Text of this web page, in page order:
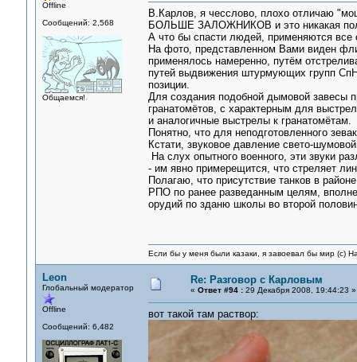
Offline
Сообщений: 2,568
Общаемся!
В.Карлов, я чесслово, плохо отличаю
БОЛЬШЕ ЗАЛОЖНИКОВ и это никакая
А что бы спасти людей, применяются все
На фото, представленном Вами виден
применялось намеренно, путём
путей выдвижения штурмующих групп
позиции.
Для создания подобной дымовой завесы
гранатомётов, с характерным для
и аналогичные выстрелы к гранатомётам.
Понятно, что для неподготовленного
Кстати, звуковое давление свето-
На слух опытного военного, эти звуки
- им явно примерещится, что стреляет
Полагаю, что присутствие танков в
РПО по ранее разведанным целям,
орудий по зданю школы во второй
Если бы у меня были казаки, я завоевал бы мир (с)
Leon
Глобальный модератор
Offline
Сообщений: 6,482
Re: Разговор с Карловым
« Ответ #94 :29 Декабря 2008, 19:44:23 »
вот такой там раствор: